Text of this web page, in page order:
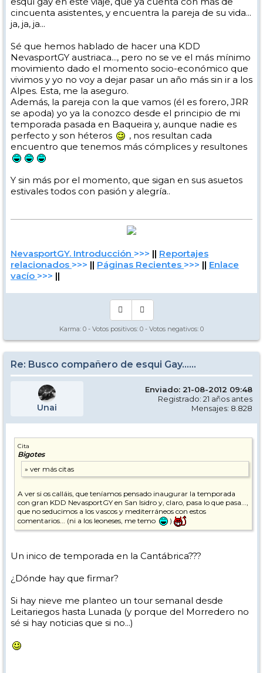
cincuenta asistentes, y encuentra la pareja de su vida...
ja, ja, ja...
Sé que hemos hablado de hacer una KDD
NevasportGY austriaca..., pero no se ve el más mínimo
movimiento dado el momento socio-económico que
vivimos y yo no voy a dejar pasar un año más sin ir a los
Alpes. Esta, me la aseguro.
Además, la pareja con la que vamos (él es forero, JRR
se apoda) yo ya la conozco desde el principio de mi
temporada pasada en Baqueira y, aunque nadie es
perfecto y son héteros
, nos resultan cada
encuentro que tenemos más cómplices y resultones
Y sin más por el momento, que sigan en sus asuetos
estivales todos con pasión y alegría..
NevasportGY. Introducción >>> || Reportajes
relacionados >>> || Páginas Recientes >>> || Enlace
vacío >>> ||
Karma: 0 - Votos positivos: 0 - Votos negativos: 0
Re: Busco compañero de esqui Gay......
Unai
Enviado: 21-08-2012 09:48
Registrado: 21 años antes
Mensajes: 8.828
Cita
Bigotes
A ver si os calláis, que teníamos pensado inaugurar la temporada
con gran KDD NevasportGY en San Isidro y, claro, pasa lo que pasa...,
que no seducimos a los vascos y mediterráneos con estos
comentarios... (ni a los leoneses, me temo
)
Un inico de temporada en la Cantábrica???
¿Dónde hay que firmar?
Si hay nieve me planteo un tour semanal desde
Leitariegos hasta Lunada (y porque del Morredero no
sé si hay noticias que si no...)